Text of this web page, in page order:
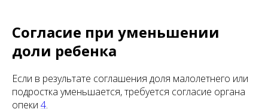
Согласие при уменьшении
доли ребенка
Если в результате соглашения доля малолетнего или
подростка уменьшается, требуется согласие органа
опеки 4.